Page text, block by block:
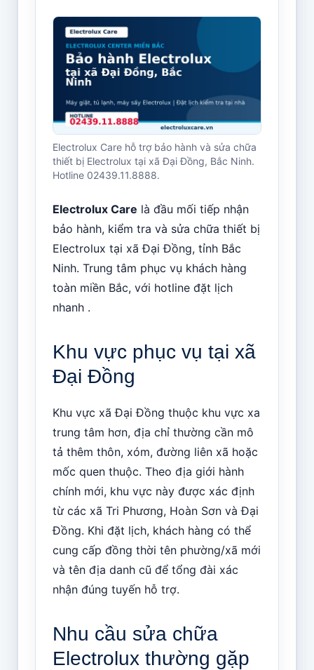
Electrolux Care hỗ trợ bảo hành và sửa chữa
thiết bị Electrolux tại xã Đại Đồng, Bắc Ninh.
Hotline 02439.11.8888.
Electrolux Care là đầu mối tiếp nhận
bảo hành, kiểm tra và sửa chữa thiết bị
Electrolux tại xã Đại Đồng, tỉnh Bắc
Ninh. Trung tâm phục vụ khách hàng
toàn miền Bắc, với hotline đặt lịch
nhanh .
Khu vực phục vụ tại xã
Đại Đồng
Khu vực xã Đại Đồng thuộc khu vực xa
trung tâm hơn, địa chỉ thường cần mô
tả thêm thôn, xóm, đường liên xã hoặc
mốc quen thuộc. Theo địa giới hành
chính mới, khu vực này được xác định
từ các xã Tri Phương, Hoàn Sơn và Đại
Đồng. Khi đặt lịch, khách hàng có thể
cung cấp đồng thời tên phường/xã mới
và tên địa danh cũ để tổng đài xác
nhận đúng tuyến hỗ trợ.
Nhu cầu sửa chữa
Electrolux thường gặp